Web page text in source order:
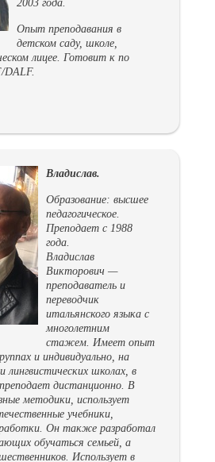
Опыт преподавания в
детском саду, школе,
лицее. Готовит к по
DALF.
Владислав.
Образование: высшее
педагогическое.
Преподает с 1988
года.
Владислав
Викторович —
преподаватель и
переводчик
итальянского языка с
многолетним
стажем. Имеет опыт
и индивидуально, на
лингвистических школах, в
дистанционно. В
методики, использует
учебники,
Он также разработал
обучаться семьей, а
Использует в